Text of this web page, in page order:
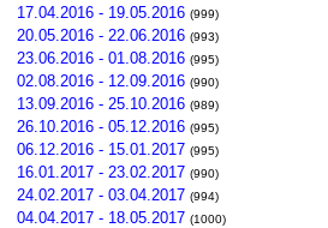
17.04.2016 - 19.05.2016 (999)
20.05.2016 - 22.06.2016 (993)
23.06.2016 - 01.08.2016 (995)
02.08.2016 - 12.09.2016 (990)
13.09.2016 - 25.10.2016 (989)
26.10.2016 - 05.12.2016 (995)
06.12.2016 - 15.01.2017 (995)
16.01.2017 - 23.02.2017 (990)
24.02.2017 - 03.04.2017 (994)
04.04.2017 - 18.05.2017 (1000)